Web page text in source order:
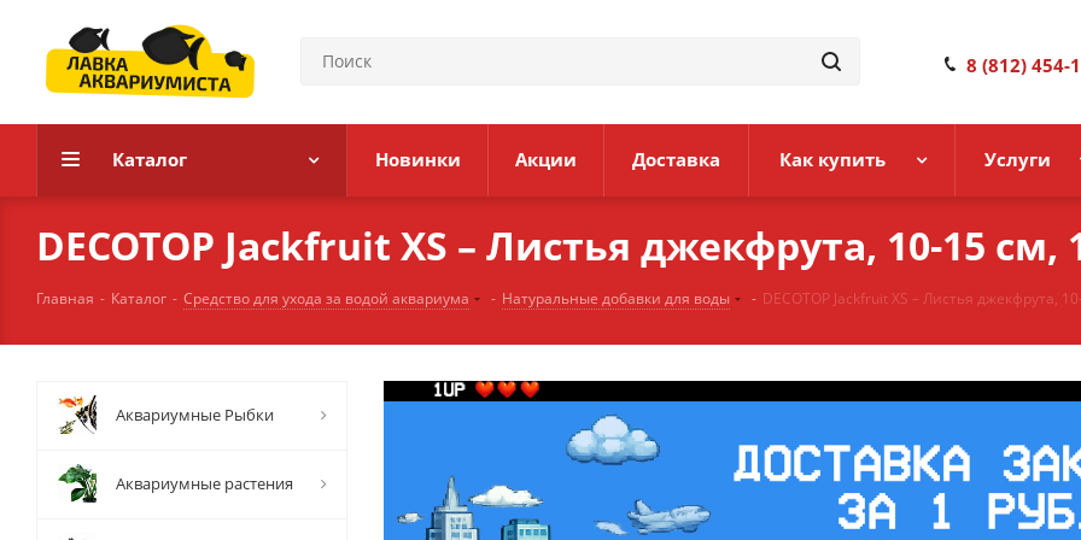
8 (812) 454-
Каталог Новинки Акции Доставка Как купить Услуги
DECOTOP Jackfruit XS – Листья джекфрута, 10-15 см,
Главная - Каталог - Средство для ухода за водой аквариума - Натуральные добавки для воды - DECOTOP Jackfruit XS – Листья джекфрута,
Аквариумные Рыбки
Аквариумные растения